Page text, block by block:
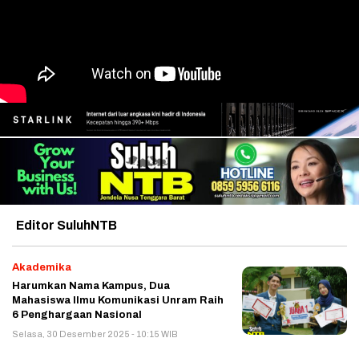
Editor SuluhNTB
Akademika
Harumkan Nama Kampus, Dua
Mahasiswa Ilmu Komunikasi Unram Raih
6 Penghargaan Nasional
Selasa, 30 Desember 2025 - 10:15 WIB